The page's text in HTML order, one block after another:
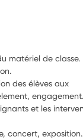
matériel de classe.
des élèves aux
engagement.
et les
concert,